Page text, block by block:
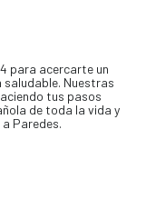
para acercarte un
Nuestras
tus pasos
de toda la vida y
Paredes.